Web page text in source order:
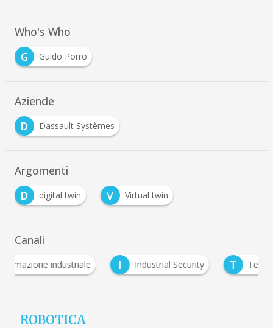
Who's Who
G
Guido Porro
Aziende
D
Dassault Systèmes
Argomenti
D
digital twin V Virtual twin
Canali
I
Industrial Security T Tecnologie e politiche per la
ROBOTICA